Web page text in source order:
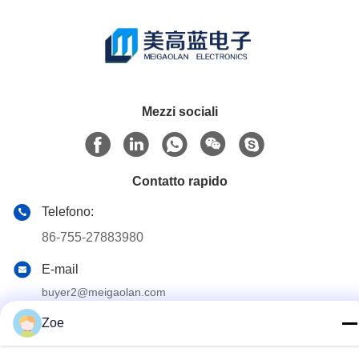
Mezzi sociali
Contatto rapido
Telefono:
86-755-27883980
E-mail
buyer2@meigaolan.com
Indirizzo
RA1-B2, F32 di Dongjianghaoyuan, Baomin Rd, distretto di
Zoe